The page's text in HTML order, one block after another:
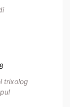
trixolog